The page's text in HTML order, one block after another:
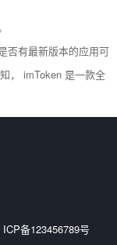
否有最新版本的应用可
， imToken 是一款全
ICP备123456789号